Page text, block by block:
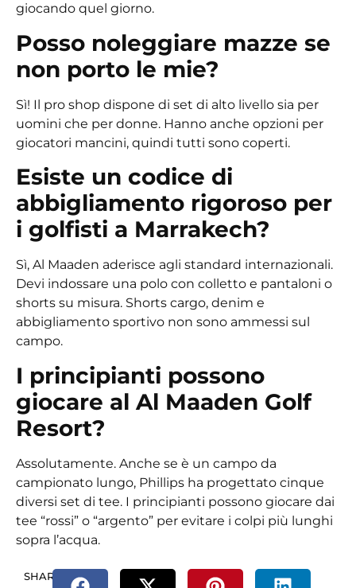
giocando quel giorno.
Posso noleggiare mazze se
non porto le mie?
Sì! Il pro shop dispone di set di alto livello sia per
uomini che per donne. Hanno anche opzioni per
giocatori mancini, quindi tutti sono coperti.
Esiste un codice di
abbigliamento rigoroso per
i golfisti a Marrakech?
Sì, Al Maaden aderisce agli standard internazionali.
Devi indossare una polo con colletto e pantaloni o
shorts su misura. Shorts cargo, denim e
abbigliamento sportivo non sono ammessi sul
campo.
I principianti possono
giocare al Al Maaden Golf
Resort?
Assolutamente. Anche se è un campo da
campionato lungo, Phillips ha progettato cinque
diversi set di tee. I principianti possono giocare dai
tee “rossi” o “argento” per evitare i colpi più lunghi
sopra l’acqua.
SHARE.